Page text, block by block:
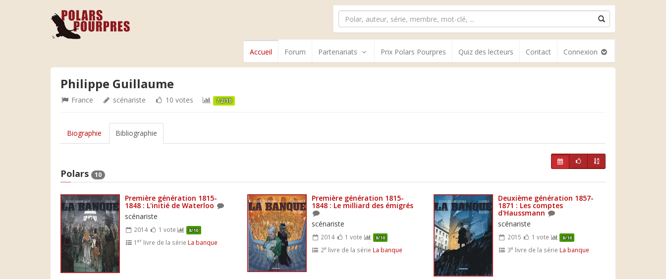
Accueil Forum Partenariats Prix Polars Pourpres Quiz des lecteurs Contact Connexion
Philippe Guillaume
France scénariste 10 votes 7.2/10
Biographie Bibliographie
Polars 10
Première génération 1815-
1848 : L'initié de Waterloo
scénariste
2014 1 vote 8/10
1er livre de la série La banque
Première génération 1815-
1848 : Le milliard des émigrés
scénariste
2014 1 vote 8/10
2e livre de la série La banque
Deuxième génération 1857-
1871 : Les comptes
d'Haussmann
scénariste
2015 1 vote 8/10
3e livre de la série La banque